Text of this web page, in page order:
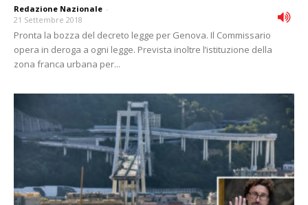
Redazione Nazionale -
21 Settembre 2018
Pronta la bozza del decreto legge per Genova. Il Commissario
opera in deroga a ogni legge. Prevista inoltre lʼistituzione della
zona franca urbana per...